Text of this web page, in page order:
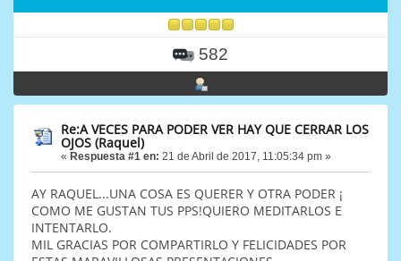
582
Re:A VECES PARA PODER VER HAY QUE CERRAR LOS
OJOS (Raquel)
« Respuesta #1 en: 21 de Abril de 2017, 11:05:34 pm »
AY RAQUEL...UNA COSA ES QUERER Y OTRA PODER ¡
COMO ME GUSTAN TUS PPS!QUIERO MEDITARLOS E
INTENTARLO.
MIL GRACIAS POR COMPARTIRLO Y FELICIDADES POR